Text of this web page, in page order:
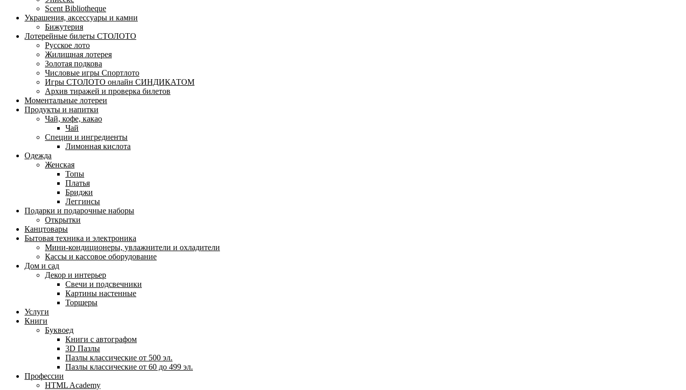
Scent Bibliotheque
Украшения, аксессуары и камни
Бижутерия
Лотерейные билеты СТОЛОТО
Русское лото
Жилищная лотерея
Золотая подкова
Числовые игры Спортлото
Игры СТОЛОТО онлайн СИНДИКАТОМ
Архив тиражей и проверка билетов
Моментальные лотереи
Продукты и напитки
Чай, кофе, какао
Чай
Специи и ингредиенты
Лимонная кислота
Одежда
Женская
Топы
Платья
Бриджи
Леггинсы
Подарки и подарочные наборы
Открытки
Канцтовары
Бытовая техника и электроника
Мини-кондиционеры, увлажнители и охладители
Кассы и кассовое оборудование
Дом и сад
Декор и интерьер
Свечи и подсвечники
Картины настенные
Торшеры
Услуги
Книги
Буквоед
Книги с автографом
3D Пазлы
Пазлы классические от 500 эл.
Пазлы классические от 60 до 499 эл.
Профессии
HTML Academy